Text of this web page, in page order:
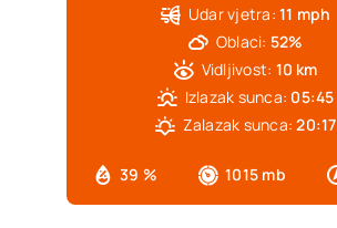
39 % 1015 mb
Udar vjetra: 11 mph
Oblaci: 52%
Vidljivost: 10 km
Izlazak sunca: 05:45
Zalazak sunca: 20:17